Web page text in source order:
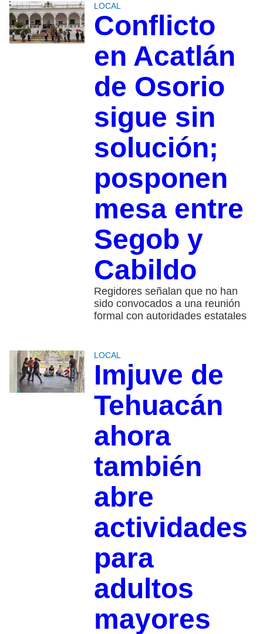
LOCAL
Conflicto
en Acatlán
de Osorio
sigue sin
solución;
posponen
mesa entre
Segob y
Cabildo
Regidores señalan que no han
sido convocados a una reunión
formal con autoridades estatales
LOCAL
Imjuve de
Tehuacán
ahora
también
abre
actividades
para
adultos
mayores